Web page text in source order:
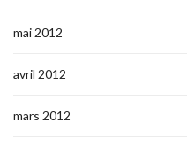
mai 2012
avril 2012
mars 2012